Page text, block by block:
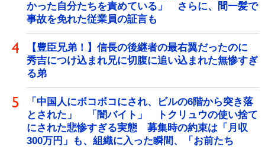
かった自分たちを責めている」 さらに、間一髪で
事故を免れた従業員の証言も
【豊臣兄弟！】信長の後継者の最右翼だったのに
秀吉につけ込まれ兄に切腹に追い込まれた無惨すぎ
る弟
「中国人にボコボコにされ、ビルの6階から突き落
とされた」 「闇バイト」 トクリュウの使い捨て
にされた悲惨すぎる実態 募集時の約束は「月収
300万円」も、組織に入った瞬間、「お前たち